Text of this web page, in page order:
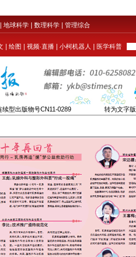
地球科学 数理科学 管理综合
绘图 视频·直播 小柯机器人 医学科普
络连续型出版物号CN11-0289 转为文字版